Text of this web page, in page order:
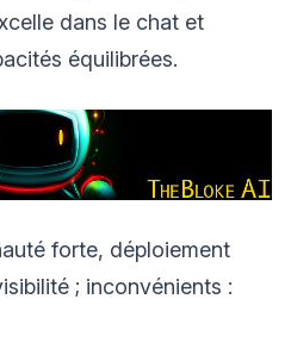
dans le chat et
équilibrées.
forte, déploiement
; inconvénients :